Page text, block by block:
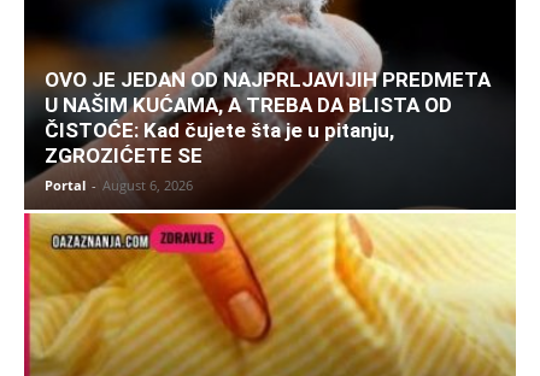
OVO JE JEDAN OD NAJPRLJAVIJIH PREDMETA
U NAŠIM KUĆAMA, A TREBA DA BLISTA OD
ČISTOĆE: Kad čujete šta je u pitanju,
ZGROZIĆETE SE
Portal - August 6, 2026